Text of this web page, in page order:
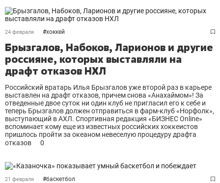
24 февраля #хоккей
Брызгалов, Набоков, Ларионов и другие
россияне, которых выставляли на
драфт отказов НХЛ
Российский вратарь Илья Брызгалов уже второй раз в карьере
выставлен на драфт отказов, причем снова «Анахаймом»! За
отведенные двое суток ни один клуб не пригласил его к себе и
теперь Брызгалов должен отправиться в фарм-клуб «Норфолк»,
выступающий в АХЛ. Спортивная редакция «БИЗНЕС Online»
вспоминает кому еще из известных российских хоккеистов
пришлось пройти за океаном невеселую процедуру драфта
отказов
0
21 февраля #баскетбол